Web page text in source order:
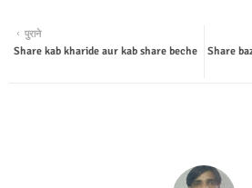
ter tsap
Share
पुराने
Share kab kharide aur kab share beche